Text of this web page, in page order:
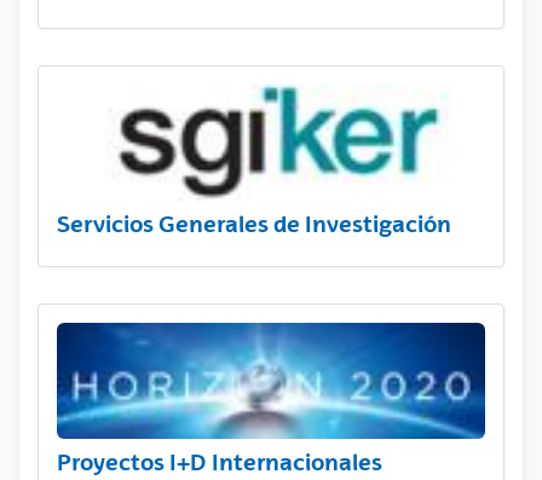
Servicios Generales de Investigación
Proyectos I+D Internacionales